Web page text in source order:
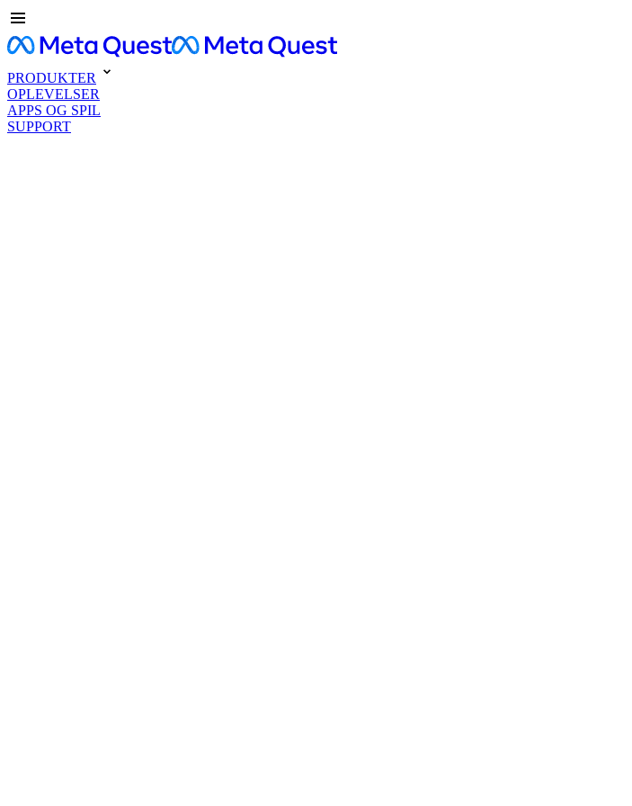
PRODUKTER
OPLEVELSER
APPS OG SPIL
SUPPORT